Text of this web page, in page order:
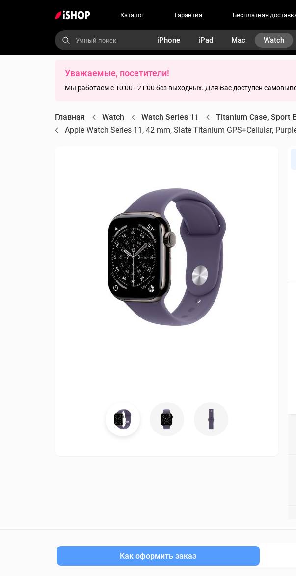
Каталог Гарантия Бесплатная
iPhone iPad Mac Watch
Уважаемые, посетители!
Мы работаем с 10:00 - 21:00 без выходных. Для Вас доступен
Главная Watch Watch Series 11
Titanium Case, Sport
Apple Watch Series 11, 42 mm, Slate Titanium GPS+Cellular,
Как оформить заказ